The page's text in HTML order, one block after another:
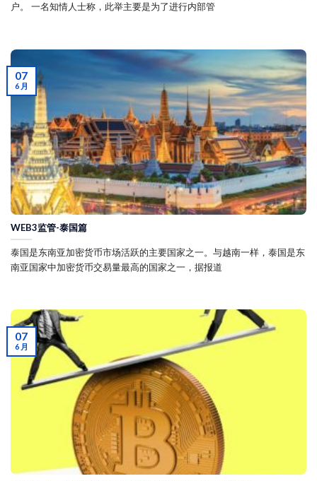
户。 一名知情人士称，此举主要是为了进行内部管
WEB3监管-泰国篇
泰国是东南亚加密货币市场活跃的主要国家之一。与越南一样，泰国是东
南亚国家中加密货币交易量最高的国家之一，据报道
07
6 月
07
6 月